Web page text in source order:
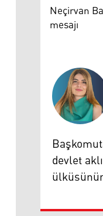
Neçirvan
mesajı
Muazzez
devlet